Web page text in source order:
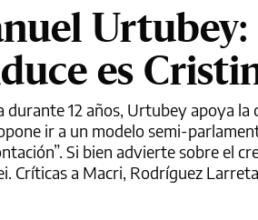
es
durante 12 años, Urtubey apoya
ir a un modelo semi-
Si bien advierte sobre el
Críticas a Macri, Rodríguez